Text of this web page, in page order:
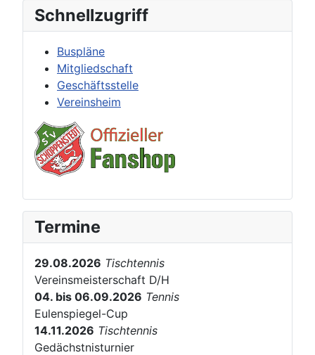
Schnellzugriff
Buspläne
Mitgliedschaft
Geschäftsstelle
Vereinsheim
Termine
29.08.2026 Tischtennis
Vereinsmeisterschaft D/H
04. bis 06.09.2026 Tennis
Eulenspiegel-Cup
14.11.2026 Tischtennis
Gedächstnisturnier